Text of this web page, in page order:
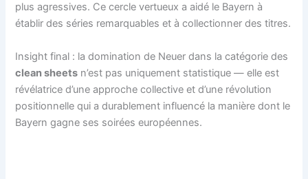
plus agressives. Ce cercle vertueux a aidé le Bayern à
établir des séries remarquables et à collectionner des titres.
Insight final : la domination de Neuer dans la catégorie des
clean sheets n’est pas uniquement statistique — elle est
révélatrice d’une approche collective et d’une révolution
positionnelle qui a durablement influencé la manière dont le
Bayern gagne ses soirées européennes.